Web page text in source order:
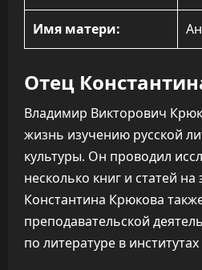
Имя матери:
Отец
Владимир Викторович
жизнь изучению русской
культуры. Он проводил
несколько книг и статей на
Константина Крюкова
преподавательской
по литературе в